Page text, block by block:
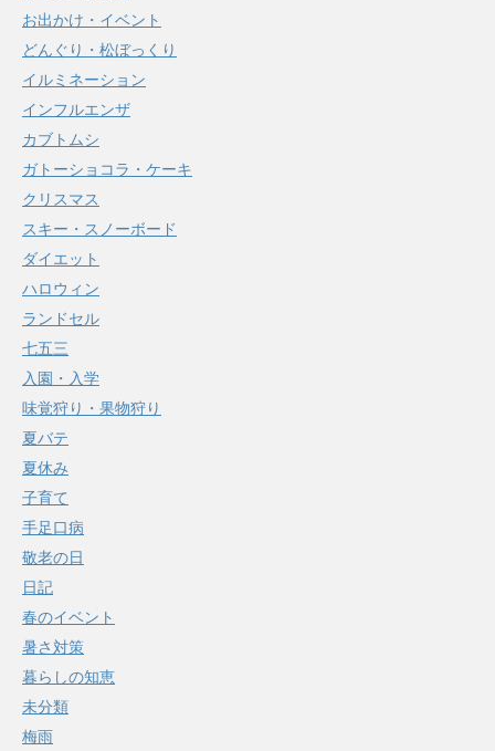
お出かけ・イベント
どんぐり・松ぼっくり
イルミネーション
インフルエンザ
カブトムシ
ガトーショコラ・ケーキ
クリスマス
スキー・スノーボード
ダイエット
ハロウィン
ランドセル
七五三
入園・入学
味覚狩り・果物狩り
夏バテ
夏休み
子育て
手足口病
敬老の日
日記
春のイベント
暑さ対策
暮らしの知恵
未分類
梅雨